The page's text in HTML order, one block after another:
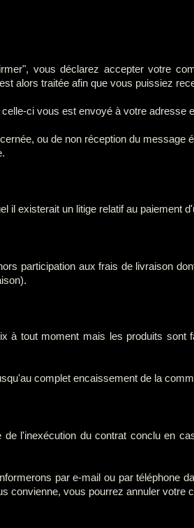
vous déclarez accepter votre
alors traitée afin que vous puissiez
ci vous est envoyé à votre adresse
ou de non réception du message
il existerait un litige relatif au paiement
participation aux frais de livraison
tout moment mais les produits sont
complet encaissement de la
l'inexécution du contrat conclu en
par e-mail ou par téléphone
convienne, vous pourrez annuler votre